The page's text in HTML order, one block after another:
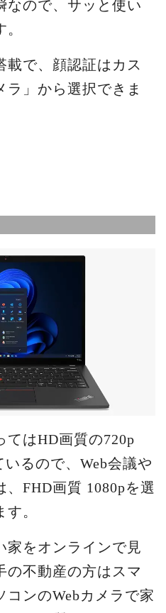
なので、サッと使い
載で、顔認証はカス
ラ」から選択できま
てはHD画質の720p
るので、Web会議や
、FHD画質 1080pを選
。
家をオンラインで見
の不動産の方はスマ
ンのWebカメラで家